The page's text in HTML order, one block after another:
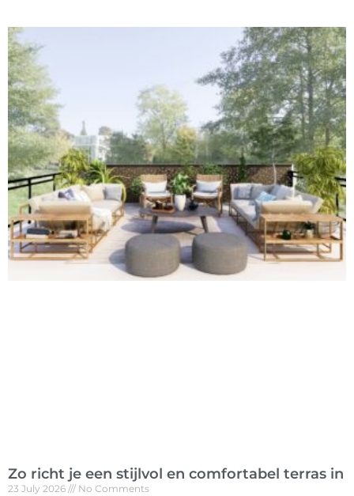
Zo richt je een stijlvol en comfortabel terras in
23 July 2026 No Comments